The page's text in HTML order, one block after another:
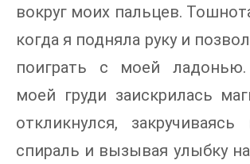
вокруг моих пальцев.
когда я подняла руку и
поиграть с моей
моей груди заискрилась
откликнулся,
спираль и вызывая улыбку на